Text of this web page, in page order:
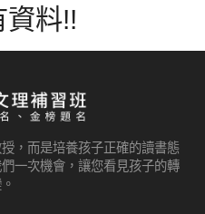
資料!!
，而是培養孩子正確的讀書態
一次機會，讓您看見孩子的轉